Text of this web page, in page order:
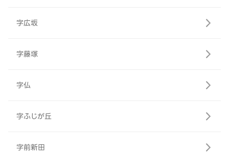
字広坂
字藤塚
字仏
字ふじが丘
字前新田